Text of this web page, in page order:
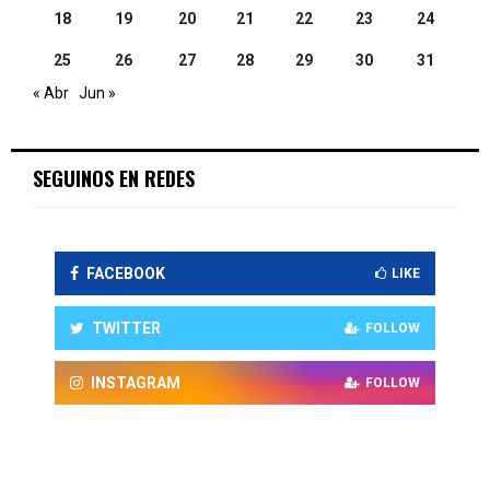
18 19 20 21 22 23 24
25 26 27 28 29 30
31
« Abr Jun »
SEGUINOS EN REDES
FACEBOOK LIKE
TWITTER FOLLOW
INSTAGRAM FOLLOW